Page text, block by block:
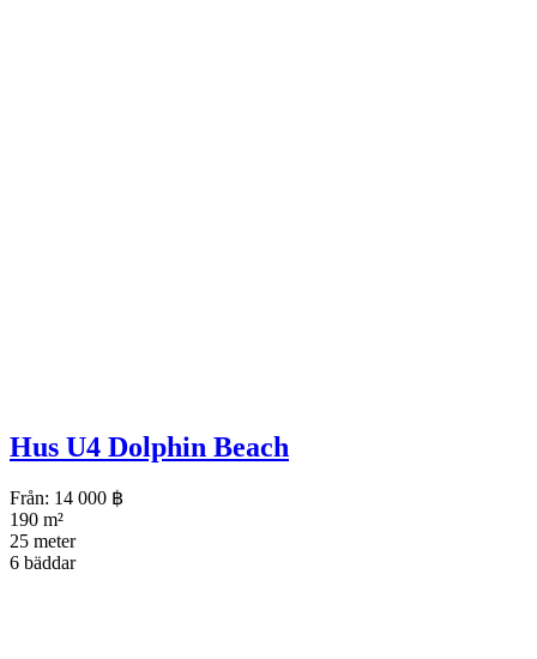
Hus U4 Dolphin Beach
Från: 14 000 ฿
190 m²
25 meter
6 bäddar